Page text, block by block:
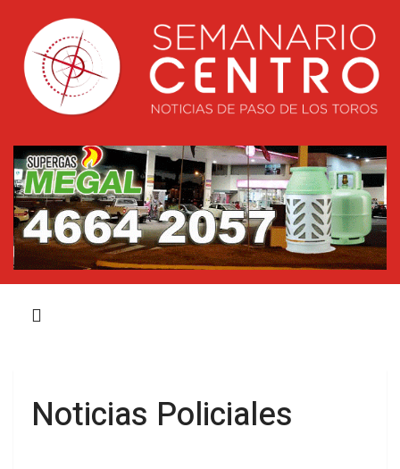
Noticias Policiales